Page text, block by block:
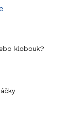
klobouk?